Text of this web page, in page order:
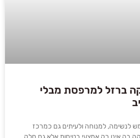
ברזל למרפסת מבלי
לנשימה, למנוחה ולעיתים גם כמרכז